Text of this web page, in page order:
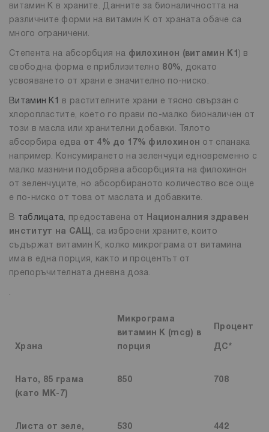
витамин К в храните. Данните за бионаличността на
различните форми на витамин К от храната обаче са
много ограничени.
Степента на абсорбция на филохинон (витамин К1 ) в
свободна форма е приблизително 80%, докато
усвояването от храни е значително по-ниско.
Витамин К1
в растителните храни е тясно свързан с
хлоропластите, което го прави по-малко бионаличен от
този в масла или хранителни добавки. Тялото
абсорбира едва от 4% до 17% филохинон
от спанака
например. Консумирането на зеленчуци едновременно с
малко мазнини подобрява абсорбцията на филохинон
от зеленчуците, но абсорбираното количество все още
е по-ниско от това от маслата и добавките.
В таблицата, предоставена от
Националния здравен
институт на САЩ , са изброени храните, които
съдържат витамин К, колко микрограма от витамина
има в една порция, както и процентът от
препоръчителната дневна доза.
.
Храна
Микрограма
витамин К (mcg) в
порция
Процент
ДС*
Нато, 85 грама
(като MK-7)
850 708
Листа от зеле,
530 442